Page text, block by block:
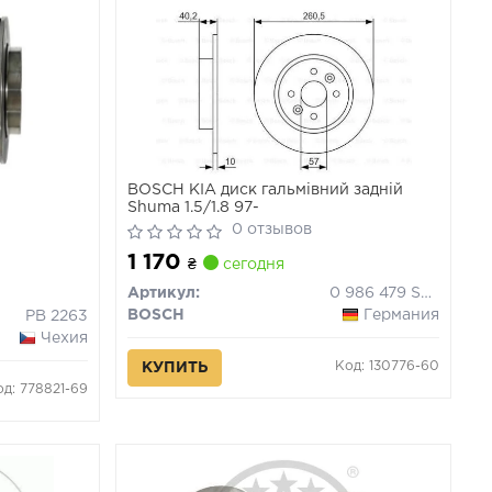
PB 2263
Чехия
778821-69
BOSCH KIA диск гальмівний задній
Shuma 1.5/1.8 97-
0 отзывов
1 170₴ сегодня
Артикул:
0 986 479 S85
BOSCH
Германия
КУПИТЬ Код: 130776-60